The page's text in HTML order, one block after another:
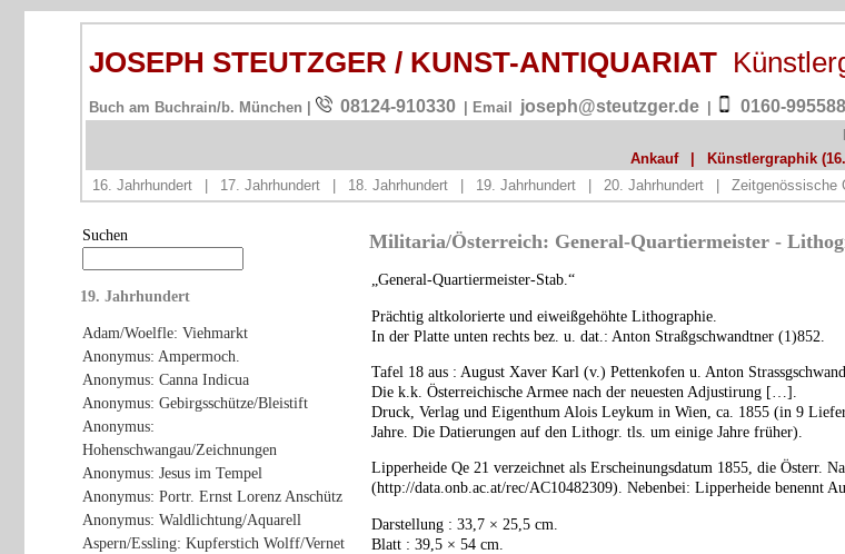
JOSEPH STEUTZGER / KUNST-ANTIQUARIAT
Buch am Buchrain/b. München | 08124-910330 | Email joseph@steutzger.de 0160-
Ankauf
Künstlergraphik
16. Jahrhundert
17. Jahrhundert 18. Jahrhundert 19. Jahrhundert 20. Jahrhundert Zeitgenössische
Suchen
19. Jahrhundert
Adam/Woelfle: Viehmarkt
Anonymus: Ampermoch.
Anonymus: Canna Indicua
Anonymus: Gebirgsschütze/Bleistift
Anonymus:
Hohenschwangau/Zeichnungen
Anonymus: Jesus im Tempel
Anonymus: Portr. Ernst Lorenz Anschütz
Anonymus: Waldlichtung/Aquarell
Aspern/Essling: Kupferstich Wolff/Vernet
Militaria/Österreich: General-Quartiermeister -
„General-Quartiermeister-Stab.“
Prächtig altkolorierte und eiweißgehöhte Lithographie.
In der Platte unten rechts bez. u. dat.: Anton Straßgschwandtner (1)852.
Tafel 18 aus : August Xaver Karl (v.) Pettenkofen u. Anton
Die k.k. Österreichische Armee nach der neuesten Adjustirung […].
Druck, Verlag und Eigenthum Alois Leykum in Wien, ca. 1855 (in 9
Jahre. Die Datierungen auf den Lithogr. tls. um einige Jahre früher).
Lipperheide Qe 21 verzeichnet als Erscheinungsdatum 1855, die Österr.
(http://data.onb.ac.at/rec/AC10482309). Nebenbei: Lipperheide benennt
Darstellung : 33,7 × 25,5 cm.
Blatt : 39,5 × 54 cm.